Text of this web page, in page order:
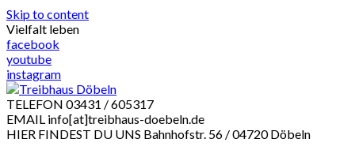
Skip to content
Vielfalt leben
facebook
youtube
instagram
TELEFON 03431 / 605317
EMAIL info[at]treibhaus-doebeln.de
HIER FINDEST DU UNS Bahnhofstr. 56 / 04720 Döbeln